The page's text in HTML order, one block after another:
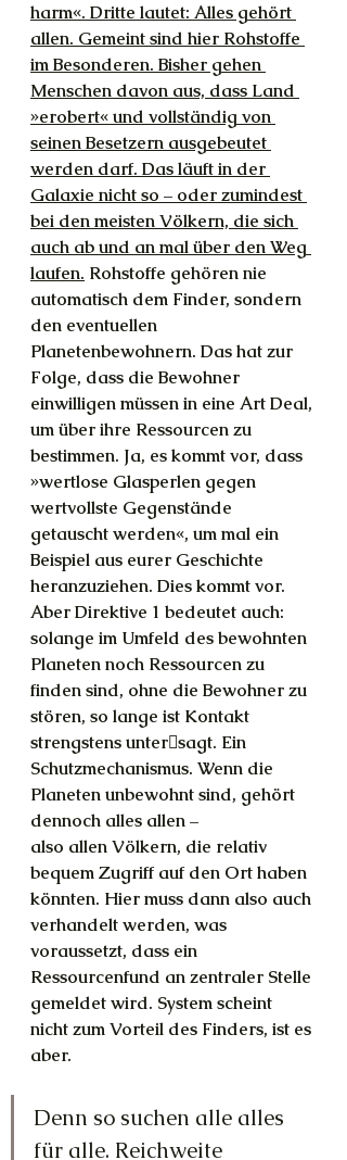
harm«. Dritte lautet: Alles gehört
allen. Gemeint sind hier Rohstoffe
im Besonderen. Bisher gehen
Menschen davon aus, dass Land
»erobert« und vollständig von
seinen Besetzern ausgebeutet
werden darf. Das läuft in der
Galaxie nicht so – oder zumindest
bei den meisten Völkern, die sich
auch ab und an mal über den Weg
laufen. Rohstoffe gehören nie
automatisch dem Finder, sondern
den eventuellen
Planetenbewohnern. Das hat zur
Folge, dass die Bewohner
einwilligen müssen in eine Art Deal,
um über ihre Ressourcen zu
bestimmen. Ja, es kommt vor, dass
»wertlose Glasperlen gegen
wertvollste Gegenstände
getauscht werden«, um mal ein
Beispiel aus eurer Geschichte
heranzuziehen. Dies kommt vor.
Aber Direktive 1 bedeutet auch:
solange im Umfeld des bewohnten
Planeten noch Ressourcen zu
finden sind, ohne die Bewohner zu
stören, so lange ist Kontakt
strengstens unter￾sagt. Ein
Schutzmechanismus. Wenn die
Planeten unbewohnt sind, gehört
dennoch alles allen –
also allen Völkern, die relativ
bequem Zugriff auf den Ort haben
könnten. Hier muss dann also auch
verhandelt werden, was
voraussetzt, dass ein
Ressourcenfund an zentraler Stelle
gemeldet wird. System scheint
nicht zum Vorteil des Finders, ist es
aber.
Denn so suchen alle alles
für alle. Reichweite